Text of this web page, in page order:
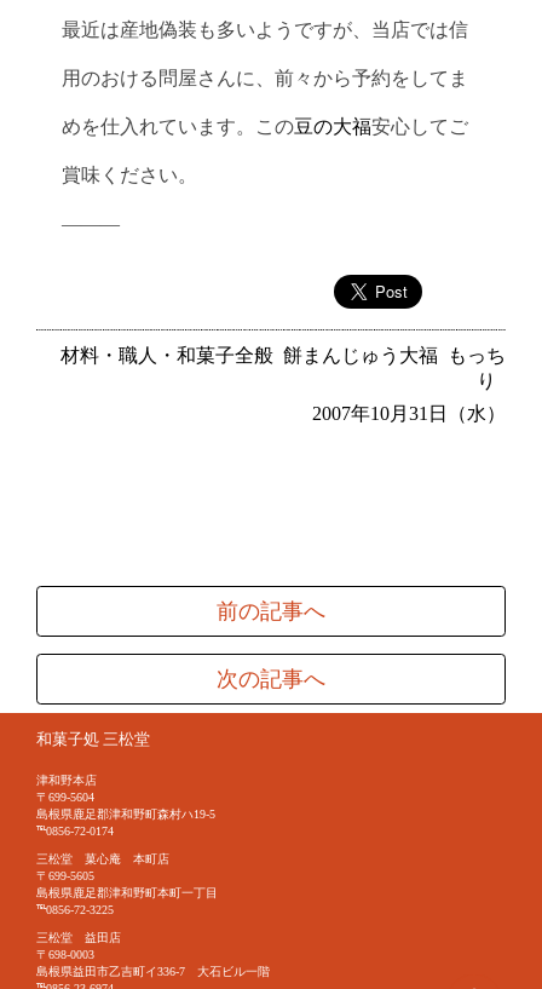
最近は産地偽装も多いようですが、当店では信
用のおける問屋さんに、前々から予約をしてま
めを仕入れています。この豆の大福安心してご
賞味ください。
———
材料・職人・和菓子全般 餅まんじゅう大福
もっち
り
2007年10月31日（水）
前の記事へ
次の記事へ
和菓子処 三松堂
津和野本店
〒699-5604
島根県鹿足郡津和野町森村ハ19-5
℡0856-72-0174
三松堂 菓心庵 本町店
〒699-5605
島根県鹿足郡津和野町本町一丁目
℡0856-72-3225
三松堂 益田店
〒698-0003
島根県益田市乙吉町イ336-7 大石ビル一階